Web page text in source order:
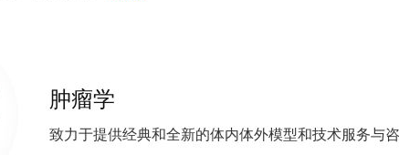
肿瘤学
致力于提供经典和全新的体内体外模型和技术服务与